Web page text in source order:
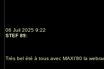
06 Juil 2025 9:22
STEF 89:
Très bel été à tous avec MAXI'80 la